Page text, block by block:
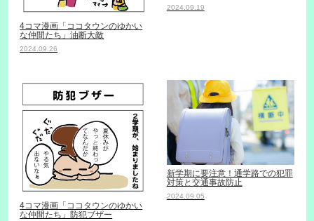
4コマ漫画「ココタウンのゆかい
な仲間たち」油断大敵
2024.09.26
2024.09.19
4コマ漫画「ココタウンのゆかい
な仲間たち」防犯ブザー
新学期に要注意！通学路での犯罪
対策と交通事故防止
2024.09.05